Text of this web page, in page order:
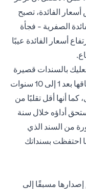
الفائدة، تصبح
الصفرية - فجأة
أسعار الفائدة عيبًا
بالسندات قصيرة
الأجل. حتى السندات التي يحل أجل استحقاقها بعد 1 إلى 10 سنوات
أنها أقل تقلبًا من
أداؤه خلال سنة
من السند الذي
كلما احتفظت بسنداتك
إصدارها مسبقًا إلى